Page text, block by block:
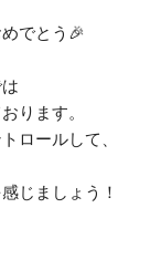
でとう🎉
ります。
ロールして、
じましょう！